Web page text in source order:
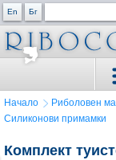
En Бг
Начало Риболовен
Силиконови примамки
Комплект